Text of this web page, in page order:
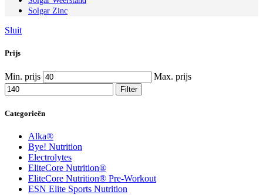
Solgar Zinc
Sluit
Prijs
Min. prijs Max. prijs
Filter
Categorieën
Alka®
Bye! Nutrition
Electrolytes
EliteCore Nutrition®
EliteCore Nutrition® Pre-Workout
ESN Elite Sports Nutrition